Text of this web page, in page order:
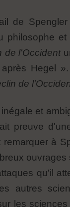
de
philosophe
de l'Occident
Hegel
de
et
preuve
remarquer à
qu'il
autres
les